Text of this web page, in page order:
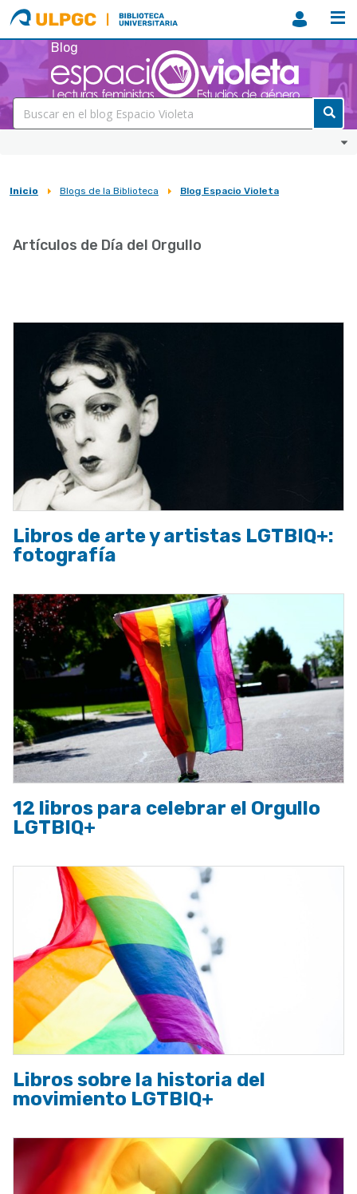
ULPGC
Biblioteca
ULPGC
Blog
Sobrescribir
de
la
navegación
Inicio Blogs de la Biblioteca Blog Espacio Violeta
Artículos de Día del Orgullo
Libros de arte y artistas LGTBIQ+:
fotografía
12 libros para celebrar el Orgullo
LGTBIQ+
Libros sobre la historia del
movimiento LGTBIQ+